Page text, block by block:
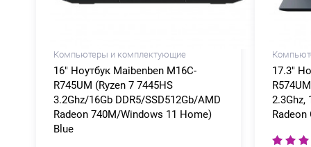
Компьютеры и комплектующие
16" Ноутбук Maibenben M16C-
R745UM (Ryzen 7 7445HS
3.2Ghz/16Gb DDR5/SSD512Gb/AMD
Radeon 740M/Windows 11 Home)
Blue
17.3"
2.3Ghz,
Radeon